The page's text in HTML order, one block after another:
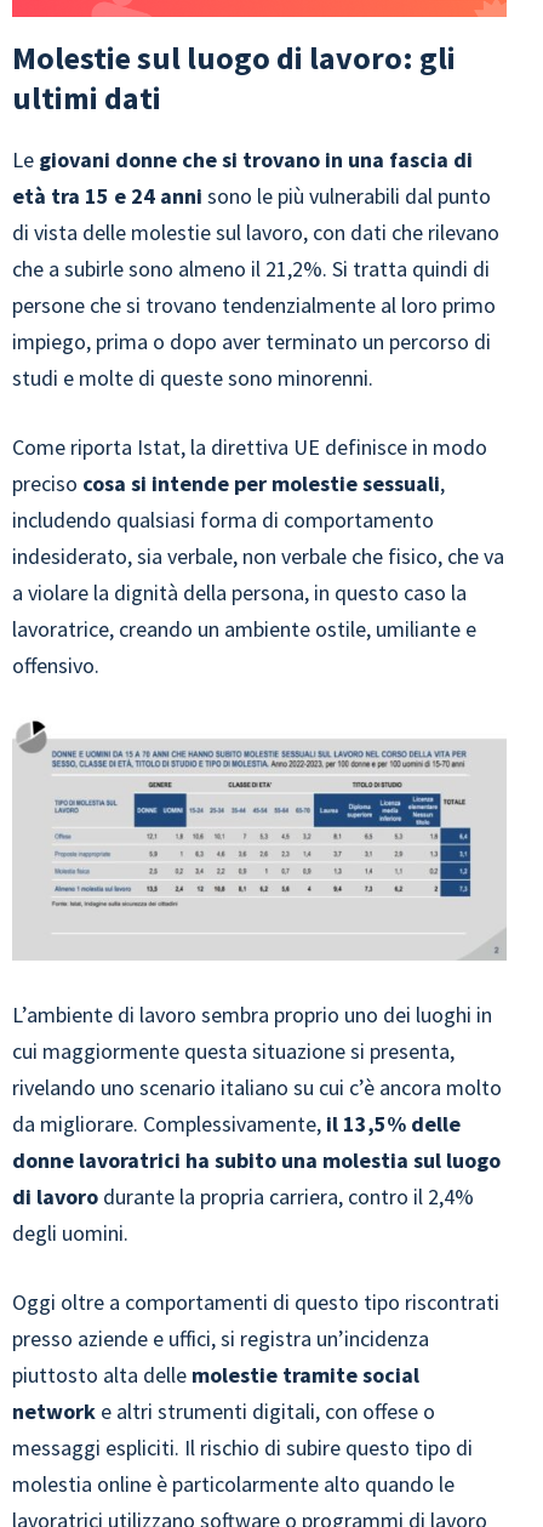
Molestie sul luogo di lavoro: gli
ultimi dati
Le giovani donne che si trovano in una fascia di
età tra 15 e 24 anni sono le più vulnerabili dal punto
di vista delle molestie sul lavoro, con dati che rilevano
che a subirle sono almeno il 21,2%. Si tratta quindi di
persone che si trovano tendenzialmente al loro primo
impiego, prima o dopo aver terminato un percorso di
studi e molte di queste sono minorenni.
Come riporta Istat, la direttiva UE definisce in modo
preciso cosa si intende per molestie sessuali,
includendo qualsiasi forma di comportamento
indesiderato, sia verbale, non verbale che fisico, che va
a violare la dignità della persona, in questo caso la
lavoratrice, creando un ambiente ostile, umiliante e
offensivo.
L’ambiente di lavoro sembra proprio uno dei luoghi in
cui maggiormente questa situazione si presenta,
rivelando uno scenario italiano su cui c’è ancora molto
da migliorare. Complessivamente, il 13,5% delle
donne lavoratrici ha subito una molestia sul luogo
di lavoro durante la propria carriera, contro il 2,4%
degli uomini.
Oggi oltre a comportamenti di questo tipo riscontrati
presso aziende e uffici, si registra un’incidenza
piuttosto alta delle molestie tramite social
network e altri strumenti digitali, con offese o
messaggi espliciti. Il rischio di subire questo tipo di
molestia online è particolarmente alto quando le
lavoratrici utilizzano software o programmi di lavoro